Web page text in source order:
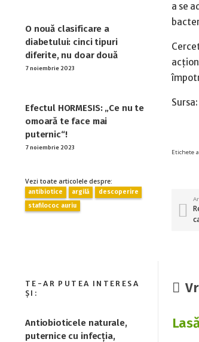
O nouă clasificare a
diabetului: cinci tipuri
diferite, nu doar două
7 noiembrie 2023
Efectul HORMESIS: „Ce nu te
omoară te face mai
puternic“!
7 noiembrie 2023
Vezi toate articolele despre:
antibiotice argilă
descoperire
stafilococ auriu
a se
Etichete
Antiobioticele naturale,
puternice cu infecția,